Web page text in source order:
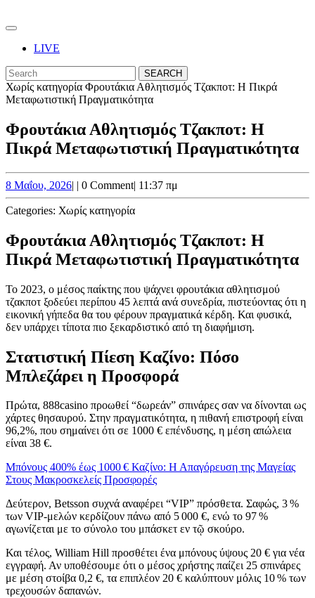
to
Skip
content
Open
ButtonLIVE
CLOSE
BUTTON
Search
for:
Χωρίς κατηγορία Φρουτάκια Αθλητισμός Τζακποτ: Η Πικρά
Μεταφωτιστική Πραγματικότητα
Φρουτάκια Αθλητισμός Τζακποτ: Η
Πικρά Μεταφωτιστική Πραγματικότητα
8 Μαΐου, 20268
Μαΐου,
2026
| | 0 Comment| 11:37 πμ
Categories: Χωρίς κατηγορία
Φρουτάκια Αθλητισμός Τζακποτ: Η
Πικρά Μεταφωτιστική Πραγματικότητα
Το 2023, ο μέσος παίκτης που ψάχνει φρουτάκια αθλητισμού
τζακποτ ξοδεύει περίπου 45 λεπτά ανά συνεδρία, πιστεύοντας ότι η
εικονική γήπεδα θα του φέρουν πραγματικά κέρδη. Και φυσικά,
δεν υπάρχει τίποτα πιο ξεκαρδιστικό από τη διαφήμιση.
Στατιστική Πίεση Καζίνο: Πόσο
Μπλεζάρει η Προσφορά
Πρώτα, 888casino προωθεί “δωρεάν” σπινάρες σαν να δίνονται ως
χάρτες θησαυρού. Στην πραγματικότητα, η πιθανή επιστροφή είναι
96,2%, που σημαίνει ότι σε 1000 € επένδυσης, η μέση απώλεια
είναι 38 €.
Μπόνους 400% έως 1000 € Καζίνο: Η Απαγόρευση της Μαγείας
Στους Μακροσκελείς Προσφορές
Δεύτερον, Betsson συχνά αναφέρει “VIP” πρόσθετα. Σαφώς, 3 %
των VIP-μελών κερδίζουν πάνω από 5 000 €, ενώ το 97 %
αγωνίζεται με το σύνολο του μπάσκετ εν τῷ σκούρο.
Και τέλος, William Hill προσθέτει ένα μπόνους ύψους 20 € για νέα
εγγραφή. Αν υποθέσουμε ότι ο μέσος χρήστης παίζει 25 σπινάρες
με μέση στοίβα 0,2 €, τα επιπλέον 20 € καλύπτουν μόλις 10 % των
τρεχουσών δαπανών.